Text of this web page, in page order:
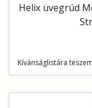
Helix üvegrúd
Kívánságlistára teszem